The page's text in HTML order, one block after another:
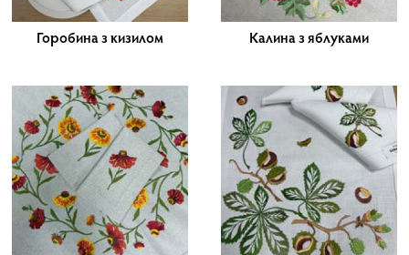
Горобина з кизилом Калина з яблуками